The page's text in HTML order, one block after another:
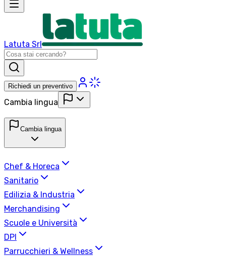
Latuta Srl
Richiedi un preventivo
Cambia lingua
Cambia lingua
Chef & Horeca
Sanitario
Edilizia & Industria
Merchandising
Scuole e Università
DPI
Parrucchieri & Wellness